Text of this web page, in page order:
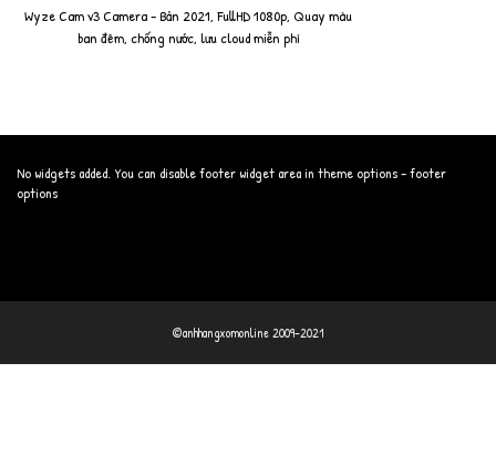
Wyze Cam v3 Camera - Bản 2021, FullHD 1080p, Quay màu
ban đêm, chống nước, lưu cloud miễn phí
No widgets added. You can disable footer widget area in theme options - footer
options
©anhhangxomonline 2009-2021